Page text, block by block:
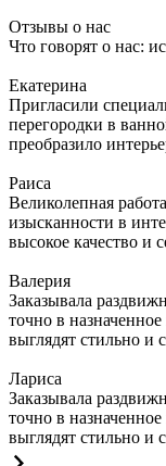
Отзывы о нас
Что говорят о нас:
Екатерина
Пригласили
перегородки в
преобразило
Раиса
Великолепная
изысканности в
высокое качество и
Валерия
Заказывала
точно в
выглядят стильно и
Лариса
Заказывала
точно в
выглядят стильно и